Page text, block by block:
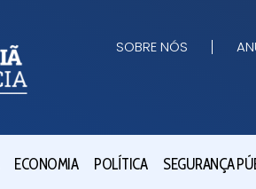
SOBRE NÓS
ECONOMIA POLÍTICA SEGURANÇA